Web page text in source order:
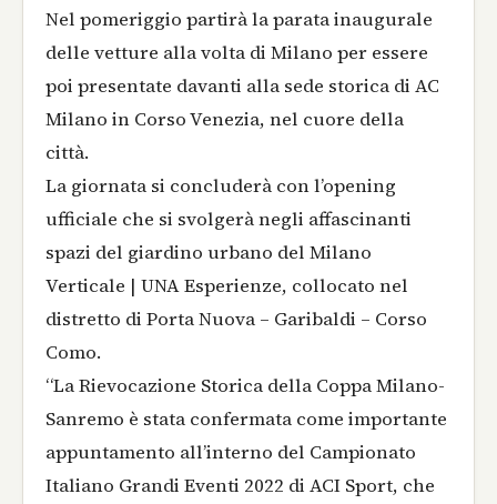
Nel pomeriggio partirà la parata inaugurale
delle vetture alla volta di Milano per essere
poi presentate davanti alla sede storica di AC
Milano in Corso Venezia, nel cuore della
città.
La giornata si concluderà con l’opening
ufficiale che si svolgerà negli affascinanti
spazi del giardino urbano del Milano
Verticale | UNA Esperienze, collocato nel
distretto di Porta Nuova – Garibaldi – Corso
Como.
“La Rievocazione Storica della Coppa Milano-
Sanremo è stata confermata come importante
appuntamento all’interno del Campionato
Italiano Grandi Eventi 2022 di ACI Sport, che